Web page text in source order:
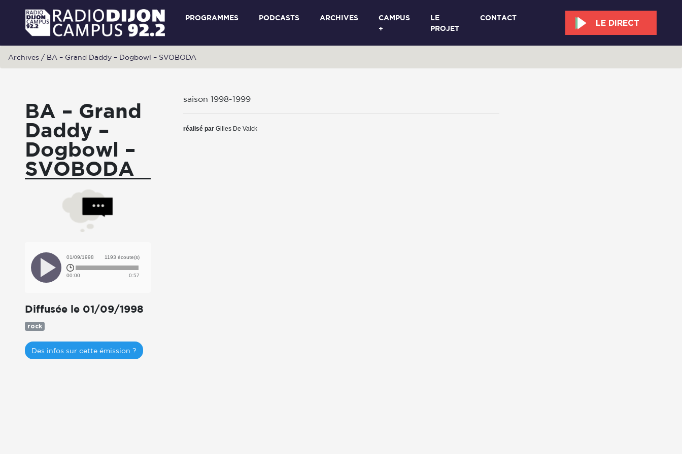
PROGRAMMES PODCASTS ARCHIVES
CAMPUS
+
LE
PROJET
CONTACT
LE DIRECT
Archives / BA – Grand Daddy – Dogbowl – SVOBODA
BA – Grand
Daddy –
Dogbowl –
SVOBODA
01/09/1998 1193 écoute(s)
00:00 0:57
Diffusée le 01/09/1998
rock
Des infos sur cette émission ?
saison 1998-1999
réalisé par Gilles De Valck